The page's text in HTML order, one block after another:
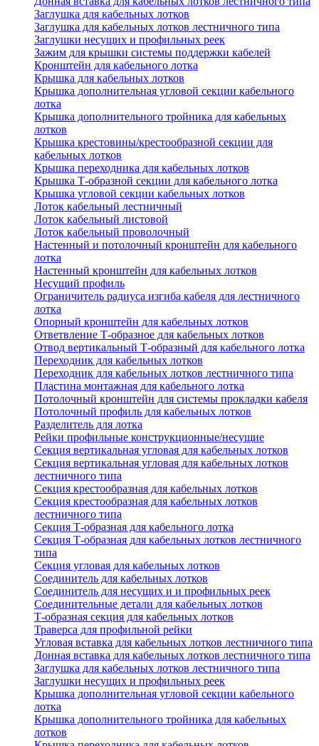
Заглушка для кабельных лотков
Заглушка для кабельных лотков лестничного типа
Заглушки несущих и профильных реек
Зажим для крышки системы поддержки кабелей
Кронштейн для кабельного лотка
Крышка для кабельных лотков
Крышка дополнительная угловой секции кабельного
лотка
Крышка дополнительного тройника для кабельных
лотков
Крышка крестовины/крестообразной секции для
кабельных лотков
Крышка переходника для кабельных лотков
Крышка Т-образной секции для кабельного лотка
Крышка угловой секции кабельных лотков
Лоток кабельный лестничный
Лоток кабельный листовой
Лоток кабельный проволочный
Настенный и потолочный кронштейн для кабельного
лотка
Настенный кронштейн для кабельных лотков
Несущий профиль
Ограничитель радиуса изгиба кабеля для лестничного
лотка
Опорный кронштейн для кабельных лотков
Ответвление Т-образное для кабельных лотков
Отвод вертикальный Т-образный для кабельного лотка
Переходник для кабельных лотков
Переходник для кабельных лотков лестничного типа
Пластина монтажная для кабельного лотка
Потолочный кронштейн для системы прокладки кабеля
Потолочный профиль для кабельных лотков
Разделитель для лотка
Рейки профильные конструкционные/несущие
Секция вертикальная угловая для кабельных лотков
Секция вертикальная угловая для кабельных лотков
лестничного типа
Секция крестообразная для кабельных лотков
Секция крестообразная для кабельных лотков
лестничного типа
Секция Т-образная для кабельного лотка
Секция Т-образная для кабельных лотков лестничного
типа
Секция угловая для кабельных лотков
Соединитель для кабельных лотков
Соединитель для несущих и и профильных реек
Соединительные детали для кабельных лотков
Т-образная секция для кабельных лотков
Траверса для профильной рейки
Угловая вставка для кабельных лотков лестничного типа
Донная вставка для кабельных лотков лестничного типа
Заглушка для кабельных лотков лестничного типа
Заглушки несущих и профильных реек
Крышка дополнительная угловой секции кабельного
лотка
Крышка дополнительного тройника для кабельных
лотков